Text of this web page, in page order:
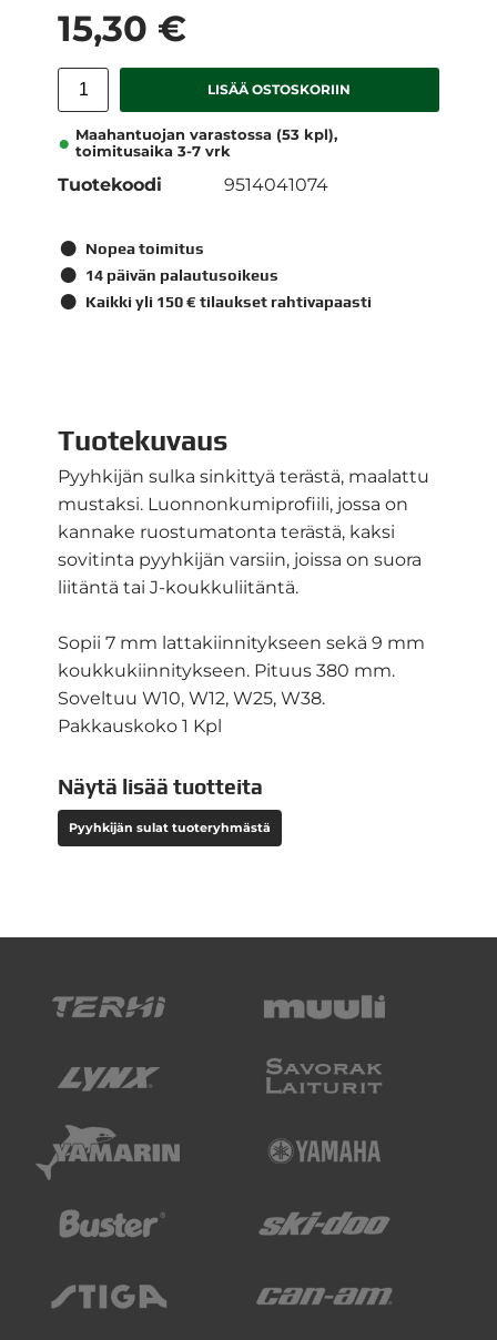
15,30 €
LISÄÄ OSTOSKORIIN
Maahantuojan varastossa (53 kpl),
toimitusaika 3-7 vrk
Tuotekoodi 9514041074
Nopea toimitus
14 päivän palautusoikeus
Kaikki yli 150 € tilaukset rahtivapaasti
Tuotekuvaus
Pyyhkijän sulka sinkittyä terästä, maalattu
mustaksi. Luonnonkumiprofiili, jossa on
kannake ruostumatonta terästä, kaksi
sovitinta pyyhkijän varsiin, joissa on suora
liitäntä tai J-koukkuliitäntä.
Sopii 7 mm lattakiinnitykseen sekä 9 mm
koukkukiinnitykseen. Pituus 380 mm.
Soveltuu W10, W12, W25, W38.
Pakkauskoko 1 Kpl
Näytä lisää tuotteita
Pyyhkijän sulat tuoteryhmästä